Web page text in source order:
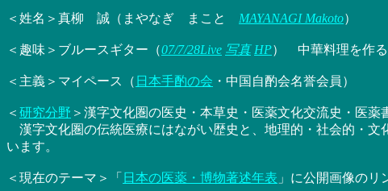
＜姓名＞真柳 誠（まやなぎ まこと MAYANAGI Makoto）
＜趣味＞ブルースギター（07/7/28Live 写真 HP） 中華料理を作
＜主義＞マイペース（ 日本手酌の会 ・中国自酌会名誉会員）
＜ 研究分野 ＞漢字文化圏の医史・本草史・医薬文化交流史・医薬
漢字文化圏の伝統医療にはながい歴史と、地理的・社会的・文
います。
＜現在のテーマ＞「 日本の医薬・博物著述年表 」に公開画像の